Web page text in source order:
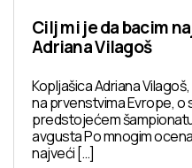
Cilj mi je da bacim
Adriana Vilagoš
Kopljašica Adriana
na prvenstvima Evrope, o
predstojećem šampionatu
avgusta Po mnogim
najveći […]